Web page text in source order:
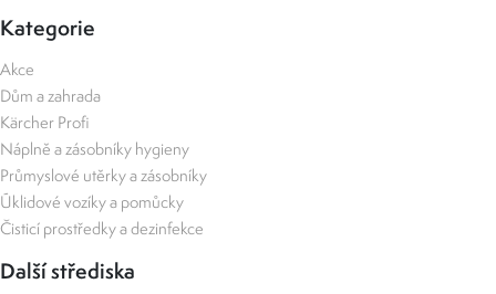
Kategorie
Akce
Dům a zahrada
Kärcher Profi
Náplně a zásobníky hygieny
Průmyslové utěrky a zásobníky
Úklidové vozíky a pomůcky
Čisticí prostředky a dezinfekce
Další střediska